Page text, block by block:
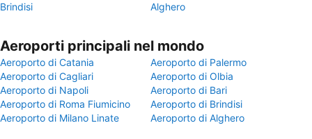
Brindisi
Alghero
Aeroporti principali nel mondo
Aeroporto di Catania
Aeroporto di Palermo
Aeroporto di Cagliari
Aeroporto di Olbia
Aeroporto di Napoli
Aeroporto di Bari
Aeroporto di Roma Fiumicino
Aeroporto di Brindisi
Aeroporto di Milano Linate
Aeroporto di Alghero